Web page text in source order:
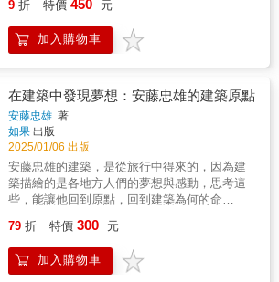
合的意志力：面對著現代都會成長擴張的崩解
代的工具，勒．柯比意奮力拋出光輝城
市……」──塔夫里│史學家、評論家1987 「藉
著『居住的機器』，勒．柯比意希冀體現一種
生活方式的解放，一種極度年輕的奔放……
勒．柯比意極具個人風格、開創性十足的線條
圖面……美麗地描繪出進退深淺的空間層次，
刻意誇張的透視景深；相互咬合的形狀、量
體，即便最小的空間細部都被支解展現出
來。」──史考利│史學家、評論家1987 「意欲
了解勒．柯比意成就的學習者，應該了解他融
入設計裡的空間與形式特質，因此必須研讀他
的圖面，甚至仔細分析他的設計草圖與各種畫
作。他在三向度塑形藝術的最偉大貢獻源自二
向度繪畫藝術的摸索；由此，勒．柯比意展現
了現代建築空間的原理……」──席理曼│建築
出內部空間自由流暢的住宅，這件作品嘗試結
合中國的建築語彙和密斯的風格語法，為當時
國內建築界帶來極大衝擊，並為尋求創新中國
表現亦極為精采，如國父紀念館、外交部辦公
大樓、臺大第一學生活動中心等，以及獲得競
圖首獎卻因政治因素而徒然化為紙上傳奇的故
宮博物院計畫案。王大閎的構思與創作，是一
個不斷化繁為簡的過程，所以他的作品總能予
人形式簡單的印象，走入其間卻感受層次豐
富、比例勻稱。在造形、尺度、線條、細部工
法，乃至人文內涵，在在都讓後輩建築師由衷
讚嘆。試想，要有何等才氣及紮實的專業訓練
視為最愛的學生。王大閎（1917-2018）- 第一
任中華民國外交總長與司法院長王寵惠的獨子-
臺幣百元鈔幣面上「陽明山中山樓」的建築
珍貴的設計圖慘遭祝融。「尋找修澤蘭」成為
我們努力彌補的遺憾，台灣女建築家學會自
2021年策劃啟動「修澤蘭的行動學校」，開始
蒐集全臺近百件學校建築圖資，期能重構她在
臺灣戰後國民義務教育政策下，貢獻於全臺各
級學校的空間型態演變。本書無法完整羅列修
建築師的所有作品；在歷史的洪流中，我們像
是在岸邊擺設一些美麗的小石子，分享給讀
者。雖然圖說與建築難免灰飛煙滅，我們堅
信，重要的毋寧是公眾的知曉與傳述。
學院（國立成功大學前身）建築系，成為該系
首度招收的八名女性之一。1953年考取建築技
師資格，1954年成為臺灣省建築技師公會臺南
半世紀的執業期間，王秀蓮完成多達七百餘件
建築設計，分佈在臺灣各地，尤其是臺南市。
包括：東門路自宅、五妃街住宅群、臺南女中
中正堂、聖功女中美大苑與天主教瑞復益智中
心。她擅長就地取材、表現本地工匠技藝，兼
顧營建經濟效益。曾獲選民國72與75年度優良
建築師、中華民國金鼎獎選拔會第二屆優良建
築師等。王秀蓮特別注重居內與居外的雙向樣
貌、重視使用者活動需要，並因地制宜以符合
福機構與宗教建築，她的作品直接、間接影響
了臺南市的街景，帶領我們認識一個不同於北
9 折 特價 450 元
加入購物車
在建築中發現夢想：安藤忠雄的建築原點
安藤忠雄 著
如果 出版
2025/01/06 出版
安藤忠雄的建築，是從旅行中得來的，因為建
築描繪的是各地方人們的夢想與感動，思考這
些，能讓他回到原點，回到建築為何的命
眾講堂系列演講結集 ※長銷20餘年經典作
品 安藤忠雄在二十幾歲時因不滿身處的生
活環境，而立志走上建築這條道路，他認為旅
79 折 特價 300 元
加入購物車